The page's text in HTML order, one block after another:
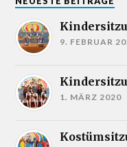
9. FEBRUAR
1. MÄRZ 2020